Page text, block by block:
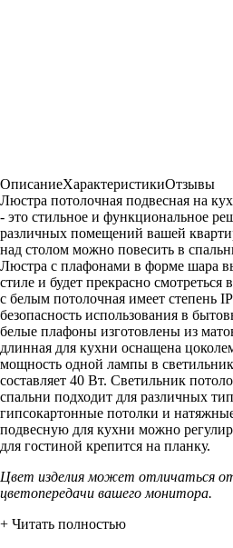
ОписаниеХарактеристикиОтзывы
Люстра потолочная подвесная на
- это стильное и функциональное
различных помещений вашей
над столом можно повесить в
Люстра с плафонами в форме шара
стиле и будет прекрасно
с белым потолочная имеет степень
безопасность использования в
белые плафоны изготовлены из
длинная для кухни оснащена
мощность одной лампы в
составляет 40 Вт. Светильник
спальни подходит для различных
гипсокартонные потолки и
подвесную для кухни можно
для гостиной крепится на планку.
Цвет изделия может отличаться от
цветопередачи вашего монитора.
+ Читать полностью